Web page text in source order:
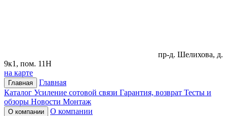
пр-д. Шелихова, д.
9к1, пом. 11Н
на карте
Главная
Главная
Каталог Усиление сотовой связи Гарантия, возврат Тесты и
обзоры Новости Монтаж
О компании
О компании